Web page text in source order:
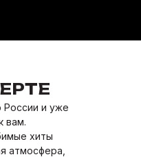
России и уже
вам.
хиты
атмосфера,